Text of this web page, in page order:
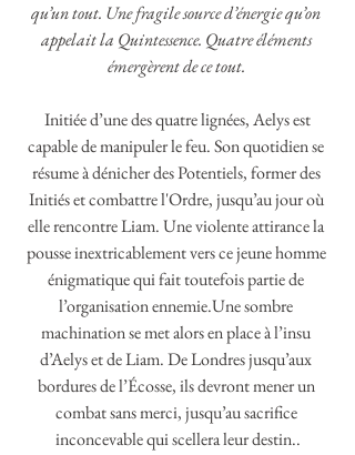
qu’un tout. Une fragile source d’énergie qu’on
appelait la Quintessence. Quatre éléments
émergèrent de ce tout.
capable de manipuler le feu. Son quotidien se
résume à dénicher des Potentiels, former des
Initiés et combattre l'Ordre, jusqu’au jour où
elle rencontre Liam. Une violente attirance la
pousse inextricablement vers ce jeune homme
énigmatique qui fait toutefois partie de
l’organisation ennemie.Une sombre
machination se met alors en place à l’insu
d’Aelys et de Liam. De Londres jusqu’aux
bordures de l’Écosse, ils devront mener un
combat sans merci, jusqu’au sacrifice
inconcevable qui scellera leur destin..